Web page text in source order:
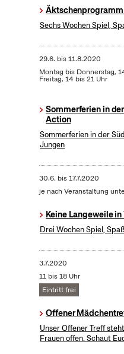
Sechs Wochen Spiel,
29.6. bis11.8.2020
Montag bis Donnerstag,
Freitag, 14 bis 21 Uhr
Sommerferien in
Action
Sommerferien in der
Jungen
30.6. bis17.7.2020
je nach Veranstaltung
Keine Langeweile
Drei Wochen Spiel,
3.7.2020
11 bis 18 Uhr
Eintritt frei
Offener
Unser Offener Treff
Frauen offen. Schaut